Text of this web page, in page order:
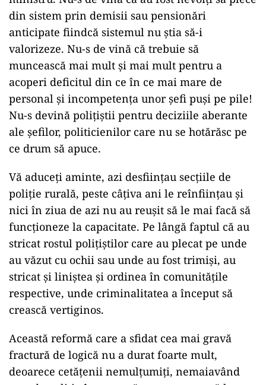
din sistem prin demisii sau pensionări
anticipate fiindcă sistemul nu știa să-i
valorizeze. Nu-s de vină că trebuie să
muncească mai mult și mai mult pentru a
acoperi deficitul din ce în ce mai mare de
personal și incompetența unor șefi puși pe pile!
Nu-s devină polițiștii pentru deciziile aberante
ale șefilor, politicienilor care nu se hotărăsc pe
ce drum să apuce.
Vă aduceți aminte, azi desființau secțiile de
poliție rurală, peste câțiva ani le reînființau și
nici în ziua de azi nu au reușit să le mai facă să
funcționeze la capacitate. Pe lângă faptul că au
stricat rostul polițiștilor care au plecat pe unde
au văzut cu ochii sau unde au fost trimiși, au
stricat și liniștea și ordinea în comunitățile
respective, unde criminalitatea a început să
crească vertiginos.
Această reformă care a sfidat cea mai gravă
fractură de logică nu a durat foarte mult,
deoarece cetățenii nemulțumiți, nemaiavând